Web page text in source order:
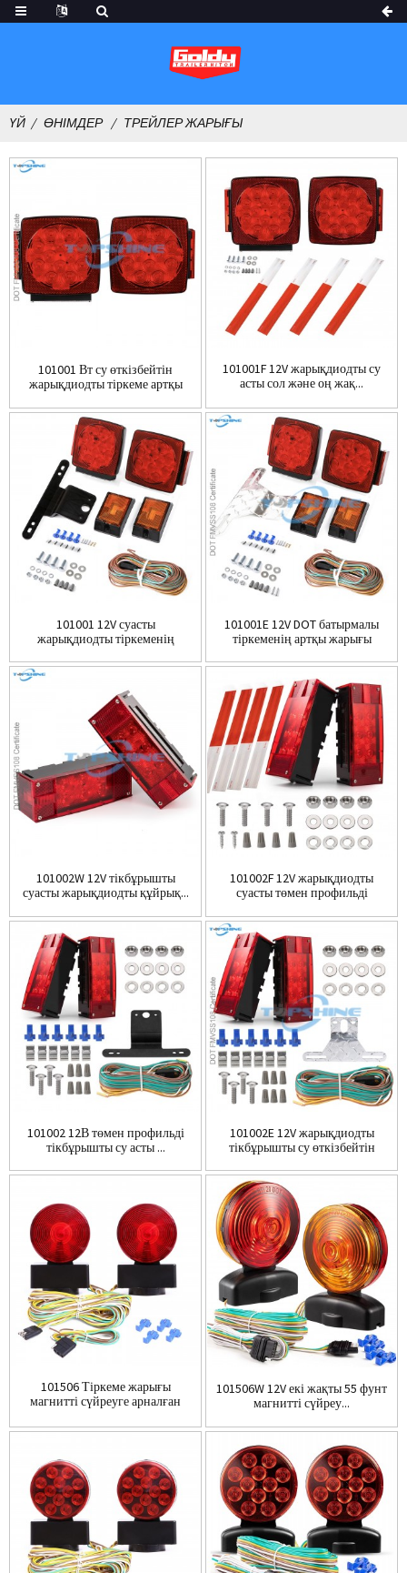
ҮЙ ӨНІМДЕР ТРЕЙЛЕР ЖАРЫҒЫ
101001 Вт су өткізбейтін
жарықдиодты тіркеме артқы
101001F 12V жарықдиодты су
асты сол және оң жақ...
101001 12V суасты
жарықдиодты тіркеменің
101001E 12V DOT батырмалы
тіркеменің артқы жарығы
101002W 12V тікбұрышты
суасты жарықдиодты құйрық...
101002F 12V жарықдиодты
суасты төмен профильді
101002 12В төмен профильді
тікбұрышты су асты ...
101002E 12V жарықдиодты
тікбұрышты су өткізбейтін
101506 Тіркеме жарығы
магнитті сүйреуге арналған
101506W 12V екі жақты 55 фунт
магнитті сүйреу...